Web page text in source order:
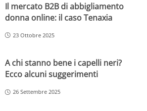
Il mercato B2B di abbigliamento
donna online: il caso Tenaxia
23 Ottobre 2025
A chi stanno bene i capelli neri?
Ecco alcuni suggerimenti
26 Settembre 2025